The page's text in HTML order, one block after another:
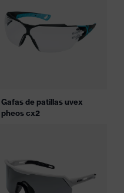
Gafas de patillas uvex
pheos cx2